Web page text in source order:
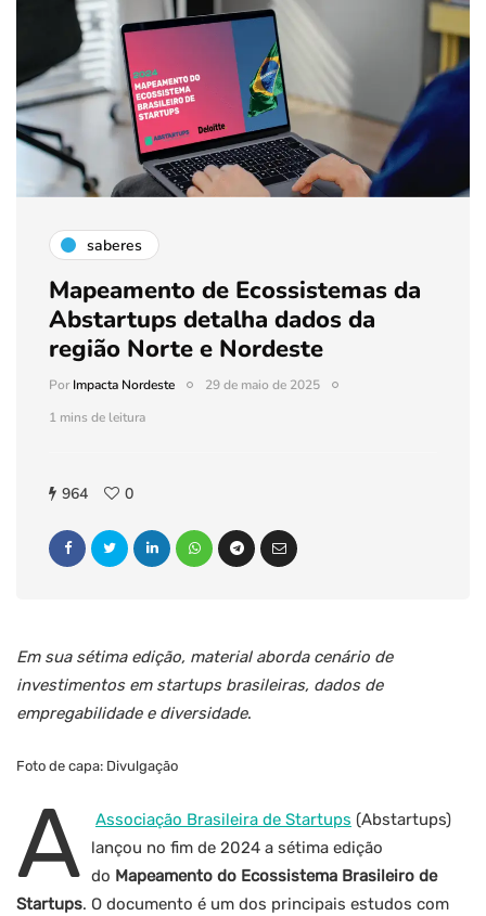
saberes
Mapeamento de Ecossistemas da
Abstartups detalha dados da
região Norte e Nordeste
PorImpacta Nordeste
29 de maio de 2025
1 mins de leitura
964 0
Em sua sétima edição, material aborda cenário de
investimentos em startups brasileiras, dados de
empregabilidade e diversidade.
Foto de capa: Divulgação
A Associação Brasileira de Startups (Abstartups)
lançou no fim de 2024 a sétima edição
do Mapeamento do Ecossistema Brasileiro de
Startups. O documento é um dos principais estudos com